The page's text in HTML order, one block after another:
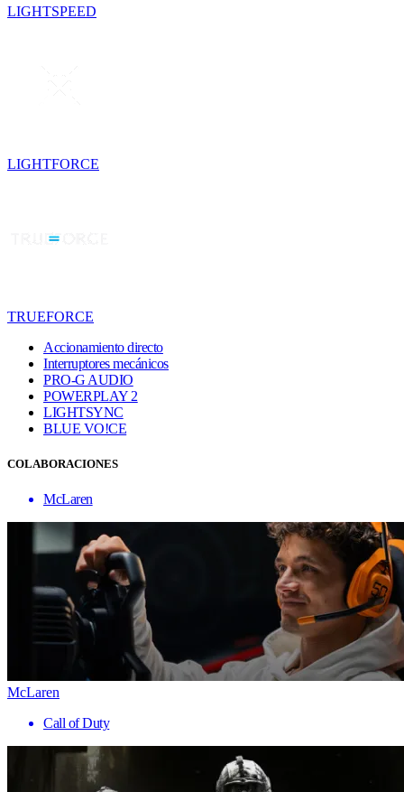
LIGHTSPEED
LIGHTFORCE
TRUEFORCE
Accionamiento directo
Interruptores mecánicos
PRO-G AUDIO
POWERPLAY 2
LIGHTSYNC
BLUE VO!CE
COLABORACIONES
McLaren
McLaren
Call of Duty